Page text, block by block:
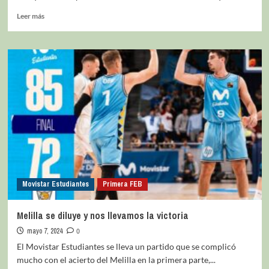
Leer más
Movistar Estudiantes Primera FEB
Melilla se diluye y nos llevamos la victoria
mayo 7, 2024
0
El Movistar Estudiantes se lleva un partido que se complicó
mucho con el acierto del Melilla en la primera parte,...